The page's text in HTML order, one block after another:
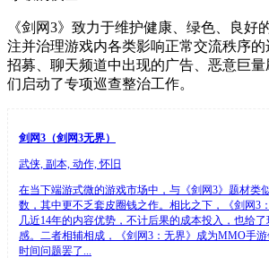
《剑网3》致力于维护健康、绿色、良好
注并治理游戏内各类影响正常交流秩序
招募、聊天频道中出现的广告、恶意巨
们启动了专项巡查整治工作。
剑网3（剑网3无界）
武侠, 副本, 动作, 怀旧
在当下端游式微的游戏市场中，与《剑网3》题材类
数，其中更不乏套皮圈钱之作。相比之下，《剑网3
几近14年的内容优势，不计后果的成本投入，也给
感。二者相辅相成，《剑网3：无界》成为MMO手
时间问题罢了...